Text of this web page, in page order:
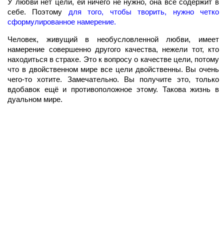
У любви нет цели, ей ничего не нужно, она все содержит в
себе. Поэтому для того, чтобы творить, нужно четко
сформулированное намерение.
Человек, живущий в необусловленной любви, имеет
намерение совершенно другого качества, нежели тот, кто
находиться в страхе. Это к вопросу о качестве цели, потому
что в двойственном мире все цели двойственны. Вы очень
чего-то хотите. Замечательно. Вы получите это, только
вдобавок ещё и противоположное этому. Такова жизнь в
дуальном мире.